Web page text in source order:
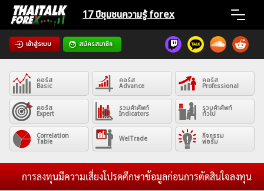
Skip
content
17 ปีชุมชนความรู้ forex
เข้าสู่ระบบ สมัครสมาชิก
Home
News
Articles
VPS Register
คอร์ส
Basic
คอร์ส
Advance
คอร์ส
Professional
คอร์ส
Expert
รวมคำศัพท์
Indicators
รวมคำศัพท์
ทั่วไป
Correlation
Table WelTrade กิจกรรม
ฟอรั่ม
การลงทุนมีความเสี่ยงโปรดศึกษาข้อมูลก่อนการตัดสินใจลงทุน และ